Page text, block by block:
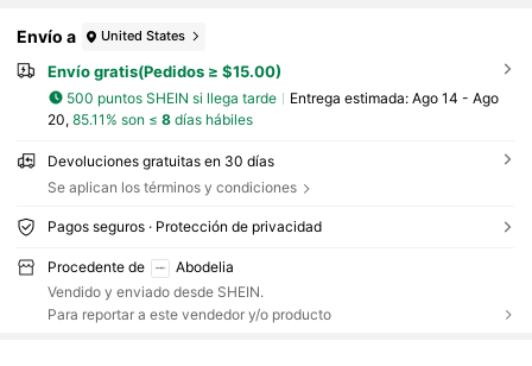
Envío a United States
Envío gratis(Pedidos ≥ $15.00)
500 puntos SHEIN si llega tarde Entrega estimada: Ago 14 - Ago
20, 85.11% son ≤ 8días hábiles
Devoluciones gratuitas en 30 días
Se aplican los términos y condiciones
Pagos seguros · Protección de privacidad
Procedente de
Abodelia
Vendido y enviado desde SHEIN.
Para reportar a este vendedor y/o producto